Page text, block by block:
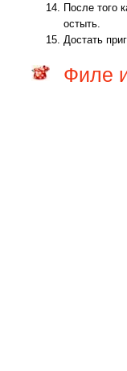
После того
остыть.
Достать
Филе